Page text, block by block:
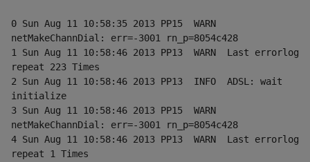
0 Sun Aug 11 10:58:35 2013 PP15  WARN
netMakeChannDial: err=-3001 rn_p=8054c428
1 Sun Aug 11 10:58:46 2013 PP13  WARN  Last errorlog
repeat 223 Times
2 Sun Aug 11 10:58:46 2013 PP13  INFO  ADSL: wait
initialize
3 Sun Aug 11 10:58:46 2013 PP15  WARN
netMakeChannDial: err=-3001 rn_p=8054c428
4 Sun Aug 11 10:58:46 2013 PP13  WARN  Last errorlog
repeat 1 Times